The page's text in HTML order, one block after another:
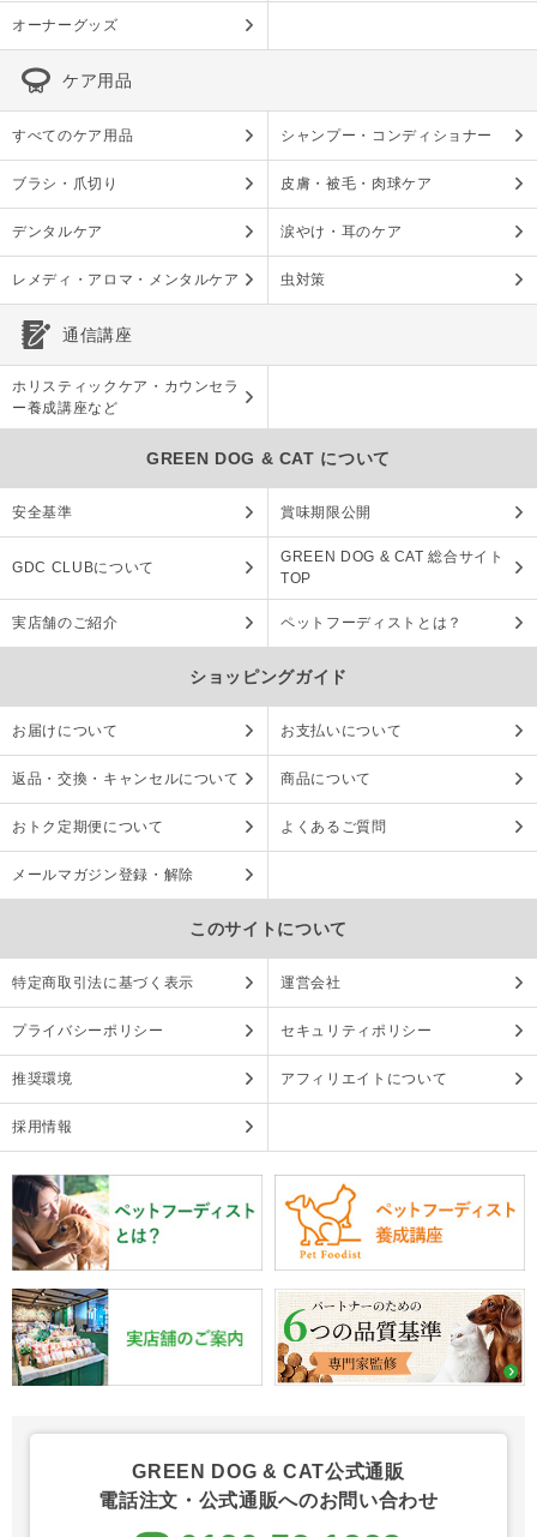
オーナーグッズ
ケア用品
すべてのケア用品 シャンプー・コンディショナー
ブラシ・爪切り 皮膚・被毛・肉球ケア
デンタルケア 涙やけ・耳のケア
レメディ・アロマ・メンタルケア 虫対策
通信講座
ホリスティックケア・カウンセラ
ー養成講座など
GREEN DOG & CAT について
安全基準 賞味期限公開
GDC CLUBについて
GREEN DOG & CAT 総合サイト
TOP
実店舗のご紹介 ペットフーディストとは？
ショッピングガイド
お届けについて お支払いについて
返品・交換・キャンセルについて 商品について
おトク定期便について よくあるご質問
メールマガジン登録・解除
このサイトについて
特定商取引法に基づく表示 運営会社
プライバシーポリシー セキュリティポリシー
推奨環境 アフィリエイトについて
採用情報
GREEN DOG & CAT公式通販
電話注文・公式通販へのお問い合わせ